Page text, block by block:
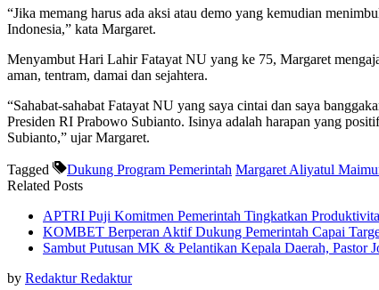
“Jika memang harus ada aksi atau demo yang kemudian
Indonesia,” kata Margaret.
Menyambut Hari Lahir Fatayat NU yang ke 75, Margaret
aman, tentram, damai dan sejahtera.
“Sahabat-sahabat Fatayat NU yang saya cintai dan saya
Presiden RI Prabowo Subianto. Isinya adalah harapan yang
Subianto,” ujar Margaret.
Tagged Dukung Program Pemerintah Margaret Aliyatul
Related Posts
APTRI Puji Komitmen Pemerintah Tingkatkan
KOMBET Berperan Aktif Dukung Pemerintah Capai
Sambut Putusan MK & Pelantikan Kepala Daerah, Pastor
by Redaktur Redaktur